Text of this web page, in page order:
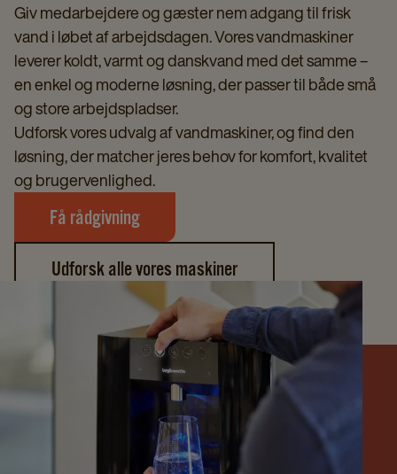
Giv medarbejdere og gæster nem adgang til frisk
vand i løbet af arbejdsdagen. Vores vandmaskiner
leverer koldt, varmt og danskvand med det samme –
en enkel og moderne løsning, der passer til både små
og store arbejdspladser.
Udforsk vores udvalg af vandmaskiner, og find den
løsning, der matcher jeres behov for komfort, kvalitet
og brugervenlighed.
Få rådgivning
Udforsk alle vores maskiner